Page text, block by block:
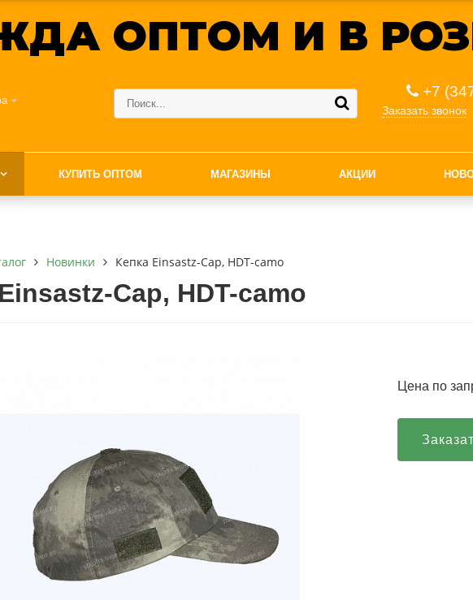
ОПТОМ И В
+7
Заказать звонок
КУПИТЬ ОПТОМ МАГАЗИНЫ АКЦИИ
Новинки Кепка Einsastz-Cap, HDT-camo
Cap, HDT-camo
Цена по